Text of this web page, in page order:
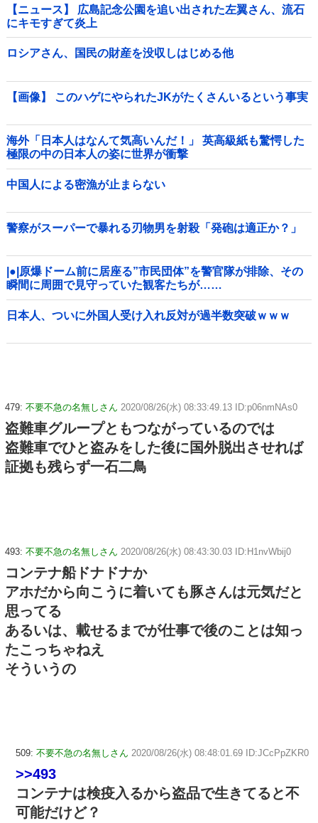
【ニュース】 広島記念公園を追い出された左翼さん、流石
にキモすぎて炎上
ロシアさん、国民の財産を没収しはじめる他
【画像】 このハゲにやられたJKがたくさんいるという事実
海外「日本人はなんて気高いんだ！」 英高級紙も驚愕した
極限の中の日本人の姿に世界が衝撃
中国人による密漁が止まらない
警察がスーパーで暴れる刃物男を射殺「発砲は適正か？」
|●|原爆ドーム前に居座る”市民団体”を警官隊が排除、その
瞬間に周囲で見守っていた観客たちが……
日本人、ついに外国人受け入れ反対が過半数突破ｗｗｗ
479: 不要不急の名無しさん 2020/08/26(水) 08:33:49.13 ID:p06nmNAs0
盗難車グループともつながっているのでは
盗難車でひと盗みをした後に国外脱出させれば
証拠も残らず一石二鳥
493: 不要不急の名無しさん 2020/08/26(水) 08:43:30.03 ID:H1nvWbij0
コンテナ船ドナドナか
アホだから向こうに着いても豚さんは元気だと
思ってる
あるいは、載せるまでが仕事で後のことは知っ
たこっちゃねえ
そういうの
509: 不要不急の名無しさん 2020/08/26(水) 08:48:01.69 ID:JCcPpZKR0
>>493
コンテナは検疫入るから盗品で生きてると不
可能だけど？